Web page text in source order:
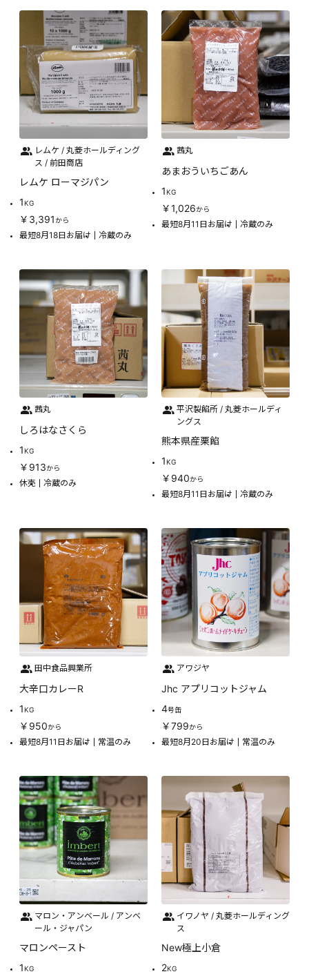
レムケ / 丸菱ホールディング
ス / 前田商店
レムケ ローマジパン
1KG
￥3,391から
最短8月18日お届け 冷蔵のみ
茜丸
あまおういちごあん
1KG
￥1,026から
最短8月11日お届け 冷蔵のみ
茜丸
しろはなさくら
1KG
￥913から
休売 冷蔵のみ
平沢製餡所 / 丸菱ホールディ
ングス
熊本県産栗餡
1KG
￥940から
最短8月11日お届け 冷蔵のみ
田中食品興業所
大辛口カレーR
1KG
￥950から
最短8月11日お届け 常温のみ
アワジヤ
Jhc アプリコットジャム
4号缶
￥799から
最短8月20日お届け 常温のみ
マロン・アンベール / アンベ
ール・ジャパン
マロンペースト
1KG
イワノヤ / 丸菱ホールディング
ス
New極上小倉
2KG